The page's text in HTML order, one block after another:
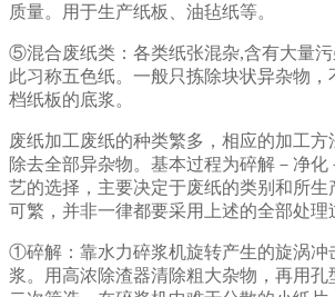
质量。用于生产纸板、油毡纸等。
⑤混合废纸类：各类纸张混杂,含有大量污
此习称五色纸。一般只拣除块状异杂物
档纸板的底浆。
废纸加工废纸的种类繁多，相应的加工方
除去全部异杂物。基本过程为碎解－净化
艺的选择，主要决定于废纸的类别和所生
可繁，并非一律都要采用上述的全部处理
①碎解：靠水力碎浆机旋转产生的旋涡冲
浆。用高浓除渣器清除粗大杂物，再用孔